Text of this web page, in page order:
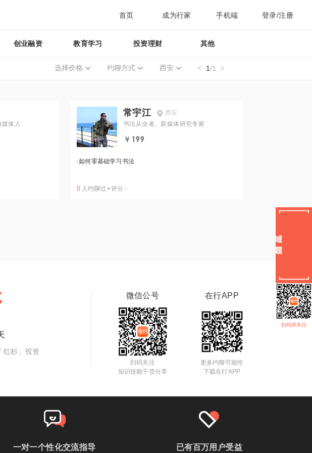
首页 成为行家 手机端 登录/注册
创业融资 教育学习 投资理财 其他
选择价格 约聊方式 西安 1/1
体人
常宇江
西安
书法从业者、新媒体研究专家
￥199
·如何零基础学习书法
0 人约聊过 • 评分 -
扫码并关注
红杉」投资
微信公号
扫码关注
知识技能干货分享
在行APP
更多约聊可能性
下载在行APP
一对一个性化交流指导 已有百万用户受益